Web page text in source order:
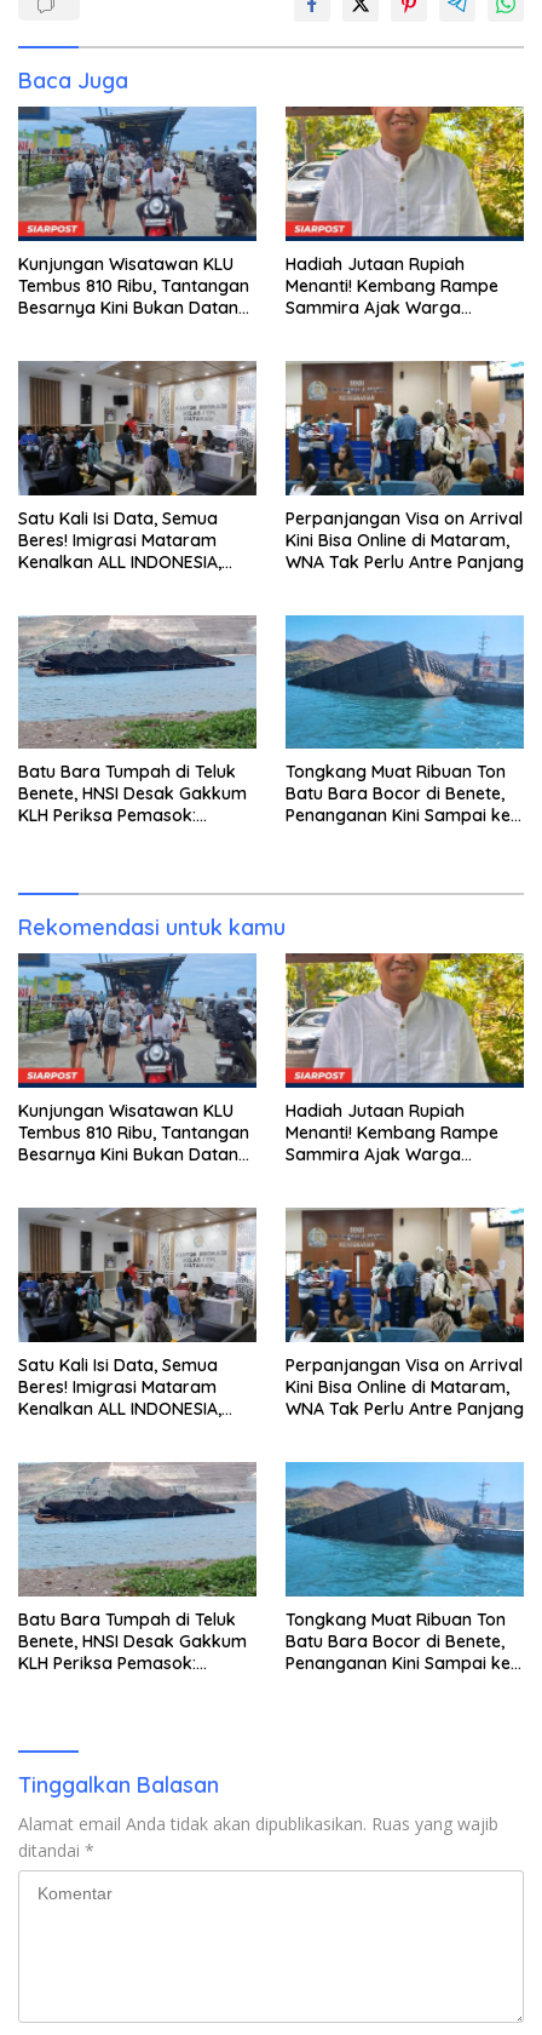
Baca Juga
Kunjungan Wisatawan KLU
Tembus 810 Ribu, Tantangan
Besarnya Kini Bukan Datang,
Hadiah Jutaan Rupiah
Menanti! Kembang Rampe
Sammira Ajak Warga
Satu Kali Isi Data, Semua
Beres! Imigrasi Mataram
Kenalkan ALL INDONESIA,
Internasional
Perpanjangan Visa on Arrival
Kini Bisa Online di Mataram,
WNA Tak Perlu Antre Panjang
Batu Bara Tumpah di Teluk
Benete, HNSI Desak Gakkum
KLH Periksa Pemasok:
Tongkang Muat Ribuan Ton
Batu Bara Bocor di Benete,
Penanganan Kini Sampai ke
Rekomendasi untuk kamu
Kunjungan Wisatawan KLU
Tembus 810 Ribu, Tantangan
Besarnya Kini Bukan Datang,
Hadiah Jutaan Rupiah
Menanti! Kembang Rampe
Sammira Ajak Warga
Satu Kali Isi Data, Semua
Beres! Imigrasi Mataram
Kenalkan ALL INDONESIA,
Internasional
Perpanjangan Visa on Arrival
Kini Bisa Online di Mataram,
WNA Tak Perlu Antre Panjang
Batu Bara Tumpah di Teluk
Benete, HNSI Desak Gakkum
KLH Periksa Pemasok:
Tongkang Muat Ribuan Ton
Batu Bara Bocor di Benete,
Penanganan Kini Sampai ke
Tinggalkan Balasan
Alamat email Anda tidak akan dipublikasikan. Ruas yang wajib
ditandai *